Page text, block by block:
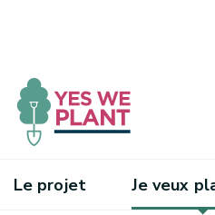
Le projet Je veux